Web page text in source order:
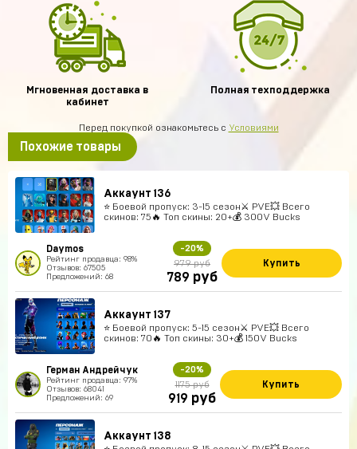
Мгновенная доставка в
кабинет
Полная техподдержка
Перед покупкой ознакомьтесь с Условиями
Похожие товары
Аккаунт 136
⭐️ Боевой пропуск: 3-15 сезон⚔️ PVE💥 Всего
скинов: 75🔥 Топ скины: 20+💰 300V Bucks
Daymos
Рейтинг продавца: 98%
Отзывов: 67505
Предложений: 68
-20%
979 руб
789 руб
Купить
Аккаунт 137
⭐️ Боевой пропуск: 5-15 сезон⚔️ PVE💥 Всего
скинов: 70🔥 Топ скины: 30+💰 150V Bucks
Герман Андрейчук
Рейтинг продавца: 97%
Отзывов: 68041
Предложений: 69
-20%
1175 руб
919 руб
Купить
Аккаунт 138